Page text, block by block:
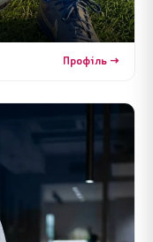
Профіль →